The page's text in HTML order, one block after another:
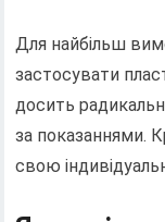
Для найбільш
застосувати
досить
за показаннями.
свою